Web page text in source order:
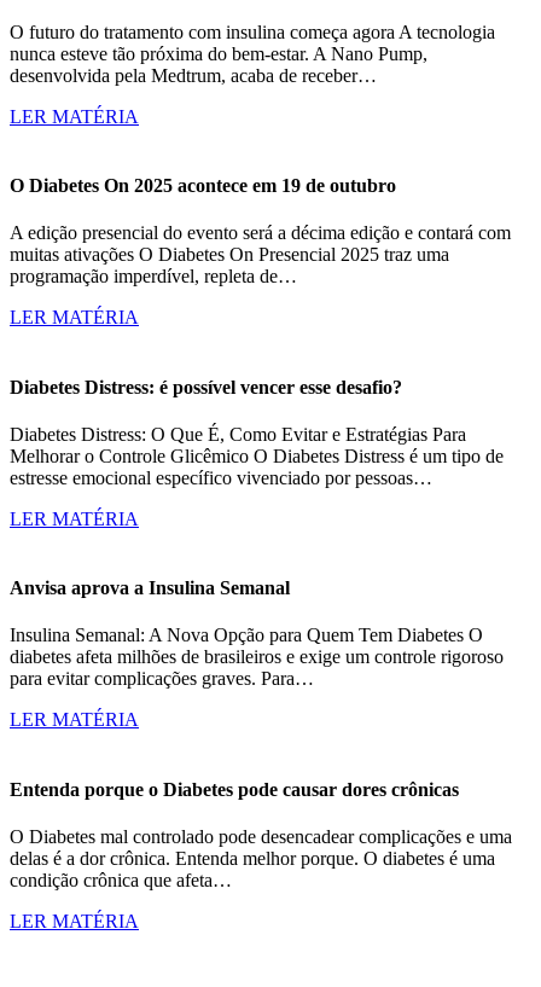
O futuro do tratamento com insulina começa agora A tecnologia
nunca esteve tão próxima do bem-estar. A Nano Pump,
desenvolvida pela Medtrum, acaba de receber…
LER MATÉRIA
O Diabetes On 2025 acontece em 19 de outubro
A edição presencial do evento será a décima edição e contará com
muitas ativações O Diabetes On Presencial 2025 traz uma
programação imperdível, repleta de…
LER MATÉRIA
Diabetes Distress: é possível vencer esse desafio?
Diabetes Distress: O Que É, Como Evitar e Estratégias Para
Melhorar o Controle Glicêmico O Diabetes Distress é um tipo de
estresse emocional específico vivenciado por pessoas…
LER MATÉRIA
Anvisa aprova a Insulina Semanal
Insulina Semanal: A Nova Opção para Quem Tem Diabetes O
diabetes afeta milhões de brasileiros e exige um controle rigoroso
para evitar complicações graves. Para…
LER MATÉRIA
Entenda porque o Diabetes pode causar dores crônicas
O Diabetes mal controlado pode desencadear complicações e uma
delas é a dor crônica. Entenda melhor porque. O diabetes é uma
condição crônica que afeta…
LER MATÉRIA